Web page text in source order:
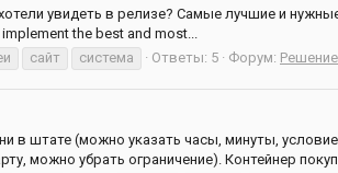
увидеть в релизе? Самые лучшие и
the best and most...
сайт система Ответы: 5 Форум:
штате (можно указать часы, минуты,
можно убрать ограничение). Контейнер